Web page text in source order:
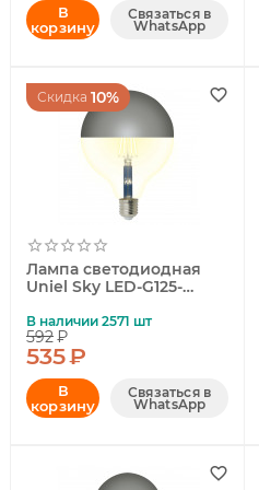
В
корзину
Связаться в
WhatsApp
Скидка 10%
Лампа светодиодная
Uniel Sky LED-G125-
MIRROR/CHROME
PLS02WH UL-00011793
В наличии 2571 шт
592₽
535₽
В
корзину
Связаться в
WhatsApp